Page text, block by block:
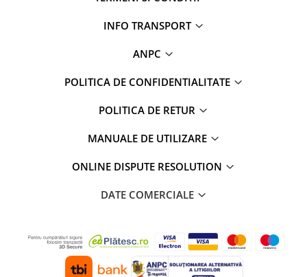
INFO TRANSPORT
ANPC
POLITICA DE CONFIDENTIALITATE
POLITICA DE RETUR
MANUALE DE UTILIZARE
ONLINE DISPUTE RESOLUTION
DATE COMERCIALE